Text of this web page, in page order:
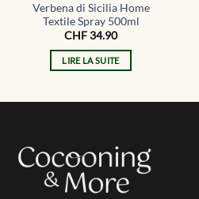
Verbena di Sicilia Home
Textile Spray 500ml
CHF34.90
LIRE LA SUITE